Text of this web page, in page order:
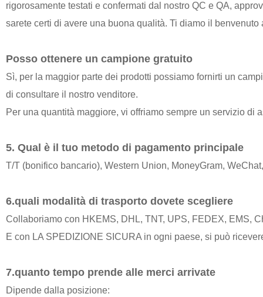
rigorosamente testati e confermati dal nostro QC e QA,
sarete certi di avere una buona qualità. Ti diamo il
Posso ottenere un campione gratuito
Sì, per la maggior parte dei prodotti possiamo fornirti un
di consultare il nostro venditore.
Per una quantità maggiore, vi offriamo sempre un servizio di
5. Qual è il tuo metodo di pagamento principale
T/T (bonifico bancario), Western Union, MoneyGram,
6.quali modalità di trasporto dovete scegliere
Collaboriamo con HKEMS, DHL, TNT, UPS, FEDEX, EMS,
E con LA SPEDIZIONE SICURA in ogni paese, si può
7.quanto tempo prende alle merci arrivate
Dipende dalla posizione: